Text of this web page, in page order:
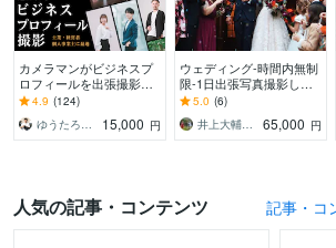
カメラマンがビジネスプ
ロフィールを出張撮影し
ます 第一印象を変えて、
クライアントから選ばれ
る写真をご提案
4.9 (124)
15,000 円
ウェディング-時間内無制
限-1日出張写真撮影しま
す ウェディング/東京・神
奈川限定（出張料込）/他
エリア要問合せ
5.0 (6)
65,000 円
人気の記事・コンテンツ 記事・コ